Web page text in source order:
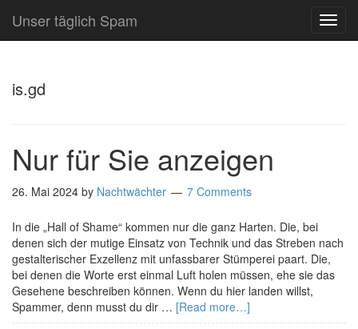
Unser täglich Spam
is.gd
Nur für Sie anzeigen
26. Mai 2024 by Nachtwächter 7 Comments
In die „Hall of Shame“ kommen nur die ganz Harten. Die, bei
denen sich der mutige Einsatz von Technik und das Streben nach
gestalterischer Exzellenz mit unfassbarer Stümperei paart. Die,
bei denen die Worte erst einmal Luft holen müssen, ehe sie das
Gesehene beschreiben können. Wenn du hier landen willst,
Spammer, denn musst du dir … [Read more…]